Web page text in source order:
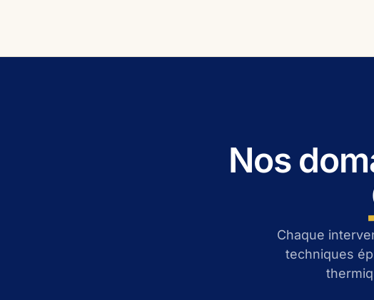
Nos
Chaque
techniques